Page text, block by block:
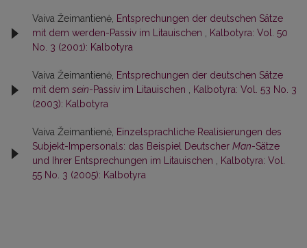
Vaiva Žeimantienė, Entsprechungen der deutschen Sätze
mit dem werden-Passiv im Litauischen
Kalbotyra: Vol. 50
No. 3 (2001): Kalbotyra
Vaiva Žeimantienė, Entsprechungen der deutschen Sätze
mit dem sein-Passiv im Litauischen
Kalbotyra: Vol. 53 No. 3
(2003): Kalbotyra
Vaiva Žeimantienė, Einzelsprachliche Realisierungen des
Subjekt-Impersonals: das Beispiel Deutscher Man-Sätze
und Ihrer Entsprechungen im Litauischen
Kalbotyra: Vol.
55 No. 3 (2005): Kalbotyra